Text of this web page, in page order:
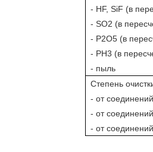
- HF, SiF (в
- SО2 (в
- Р2О5 (в
- РН3 (в
- пыль
Степень
- от
- от
- от